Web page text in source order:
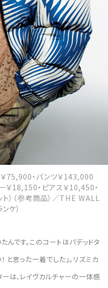
￥75,900・パンツ￥143,000
￥18,150・ピアス￥10,450・
）（参考商品）／THE WALL
ケ）
んです。このコートはパデッドタ
と思った一着でした」。リズミカ
は、レイヴカルチャーの一体感